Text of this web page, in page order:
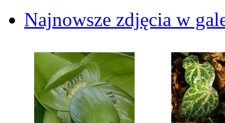
Najnowsze zdjęcia w